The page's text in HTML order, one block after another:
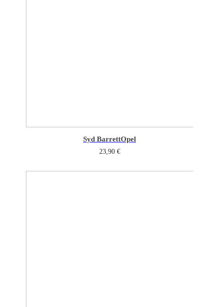
Syd BarrettOpel
23,90 €